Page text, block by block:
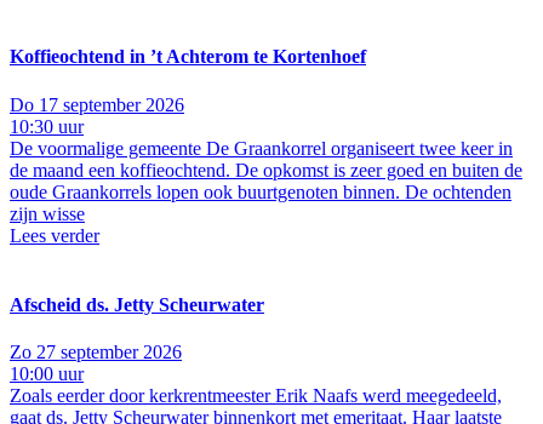
Koffieochtend in ’t Achterom te Kortenhoef
Do 17 september 2026
10:30 uur
De voormalige gemeente De Graankorrel organiseert twee keer in
de maand een koffieochtend. De opkomst is zeer goed en buiten de
oude Graankorrels lopen ook buurtgenoten binnen. De ochtenden
zijn wisse
Lees verder
Afscheid ds. Jetty Scheurwater
Zo 27 september 2026
10:00 uur
Zoals eerder door kerkrentmeester Erik Naafs werd meegedeeld,
gaat ds. Jetty Scheurwater binnenkort met emeritaat. Haar laatste